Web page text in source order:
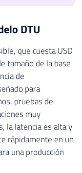
DTU
que cuesta USD
tamaño de la base
de
para
pruebas de
muy
la latencia es alta y
rápidamente en un
una producción